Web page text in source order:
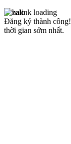
Đăng ký thành công!
thời gian sớm nhất.